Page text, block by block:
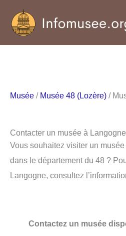
contenu
Musée / Musée 48 (Lozère) /
Contacter un musée à
Vous souhaitez visiter un
dans le département du 48 ?
Langogne, consultez
Contactez un musée